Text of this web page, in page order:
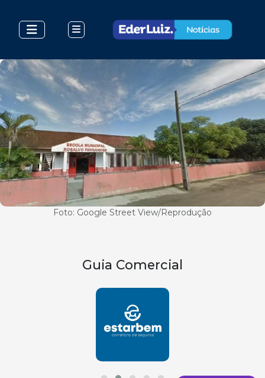
Foto: Google Street View/Reprodução
Guia Comercial